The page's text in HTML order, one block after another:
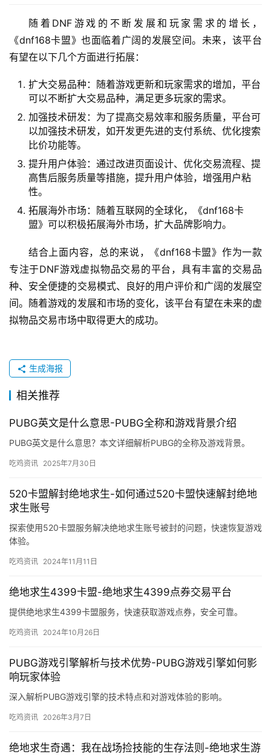
随着DNF游戏的不断发展和玩家需求的增长，
《dnf168卡盟》也面临着广阔的发展空间。未来，该平台
有望在以下几个方面进行拓展：
扩大交易品种：随着游戏更新和玩家需求的增加，平台
可以不断扩大交易品种，满足更多玩家的需求。
加强技术研发：为了提高交易效率和服务质量，平台可
以加强技术研发，如开发更先进的支付系统、优化搜索
比价功能等。
提升用户体验：通过改进页面设计、优化交易流程、提
高售后服务质量等措施，提升用户体验，增强用户粘
性。
拓展海外市场：随着互联网的全球化，《dnf168卡
盟》可以积极拓展海外市场，扩大品牌影响力。
结合上面内容，总的来说，《dnf168卡盟》作为一款
专注于DNF游戏虚拟物品交易的平台，具有丰富的交易品
种、安全便捷的交易模式、良好的用户评价和广阔的发展空
间。随着游戏的发展和市场的变化，该平台有望在未来的虚
拟物品交易市场中取得更大的成功。
生成海报
相关推荐
PUBG英文是什么意思-PUBG全称和游戏背景介绍
PUBG英文是什么意思？本文详细解析PUBG的全称及游戏背景。
吃鸡资讯 2025年7月30日
520卡盟解封绝地求生-如何通过520卡盟快速解封绝地
求生账号
探索使用520卡盟服务解决绝地求生账号被封的问题，快速恢复游戏
体验。
吃鸡资讯 2024年11月11日
绝地求生4399卡盟-绝地求生4399点券交易平台
提供绝地求生4399卡盟服务，快速获取游戏点券，安全可靠。
吃鸡资讯 2024年10月26日
PUBG游戏引擎解析与技术优势-PUBG游戏引擎如何影
响玩家体验
深入解析PUBG游戏引擎的技术特点和对游戏体验的影响。
吃鸡资讯 2026年3月7日
绝地求生奇遇：我在战场捡技能的生存法则-绝地求生游